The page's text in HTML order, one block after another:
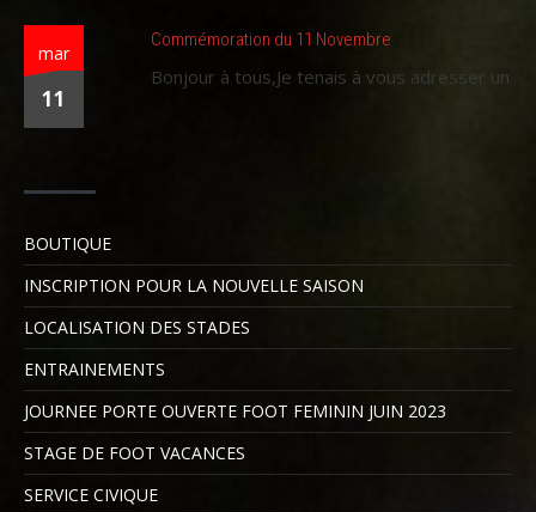
mar
11
Commémoration du 11 Novembre
Bonjour à tous,Je tenais à vous adresser un
BOUTIQUE
INSCRIPTION POUR LA NOUVELLE SAISON
LOCALISATION DES STADES
ENTRAINEMENTS
JOURNEE PORTE OUVERTE FOOT FEMININ JUIN 2023
STAGE DE FOOT VACANCES
SERVICE CIVIQUE